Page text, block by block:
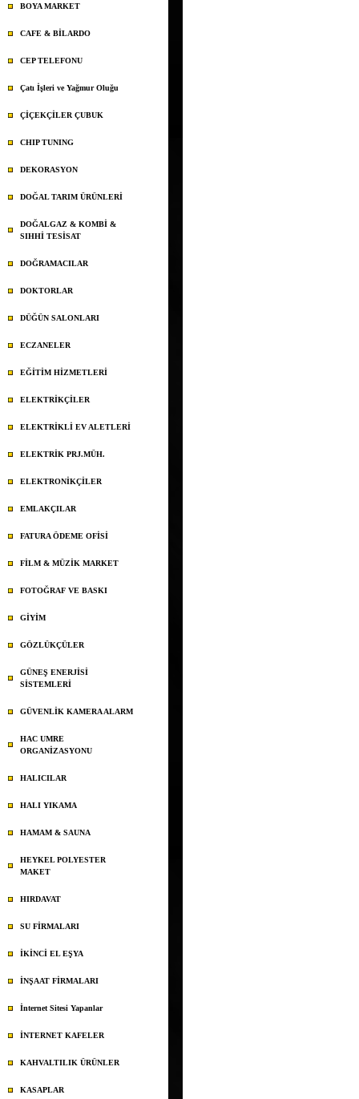
BOYA MARKET
CAFE & BİLARDO
CEP TELEFONU
Çatı İşleri ve Yağmur Oluğu
ÇİÇEKÇİLER ÇUBUK
CHIP TUNING
DEKORASYON
DOĞAL TARIM ÜRÜNLERİ
DOĞALGAZ & KOMBİ &
SIHHİ TESİSAT
DOĞRAMACILAR
DOKTORLAR
DÜĞÜN SALONLARI
ECZANELER
EĞİTİM HİZMETLERİ
ELEKTRİKÇİLER
ELEKTRİKLİ EV ALETLERİ
ELEKTRİK PRJ.MÜH.
ELEKTRONİKÇİLER
EMLAKÇILAR
FATURA ÖDEME OFİSİ
FİLM & MÜZİK MARKET
FOTOĞRAF VE BASKI
GİYİM
GÖZLÜKÇÜLER
GÜNEŞ ENERJİSİ
SİSTEMLERİ
GÜVENLİK KAMERA ALARM
HAC UMRE
ORGANİZASYONU
HALICILAR
HALI YIKAMA
HAMAM & SAUNA
HEYKEL POLYESTER
MAKET
HIRDAVAT
SU FİRMALARI
İKİNCİ EL EŞYA
İNŞAAT FİRMALARI
İnternet Sitesi Yapanlar
İNTERNET KAFELER
KAHVALTILIK ÜRÜNLER
KASAPLAR